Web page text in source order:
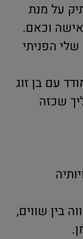
על מנת
וכאם.
הפניתי
עם בן זוג
שכזה
בין שווים,